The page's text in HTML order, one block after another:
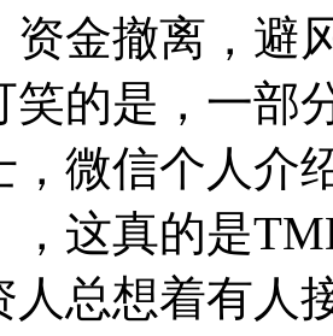
资金撤离，避
笑的是，一部
，微信个人介
，这真的是
人总想着有人